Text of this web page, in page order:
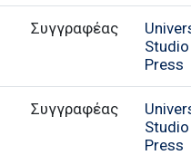
Συγγραφέας
Studio
Press
Συγγραφέας
Studio
Press